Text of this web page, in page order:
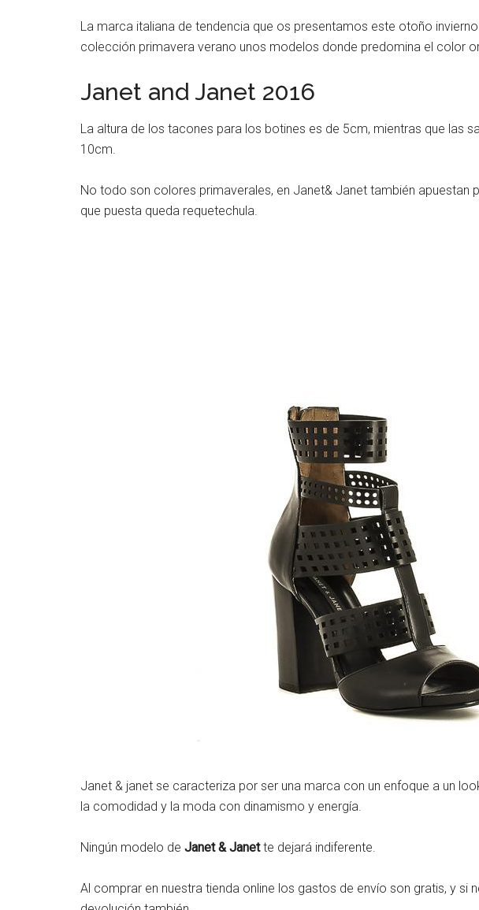
La marca italiana de tendencia que os presentamos este otoño
colección primavera verano unos modelos donde predomina el color
Janet and Janet 2016
La altura de los tacones para los botines es de 5cm, mientras que las
10cm.
No todo son colores primaverales, en Janet& Janet también apuestan
que puesta queda requetechula.
Janet & janet se caracteriza por ser una marca con un enfoque a un
la comodidad y la moda con dinamismo y energía.
Ningún modelo de Janet & Janette dejará indiferente.
Al comprar en nuestra tienda online los gastos de envío son gratis, y si